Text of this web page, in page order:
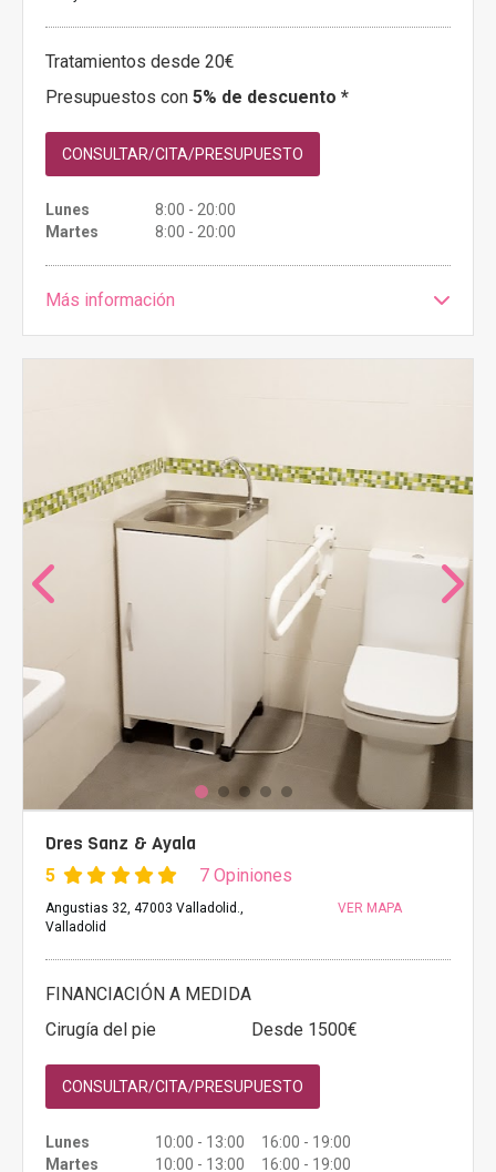
Tratamientos desde 20€
Presupuestos con 5% de descuento *
CONSULTAR/CITA/PRESUPUESTO
Lunes
8:00 - 20:00
Martes
8:00 - 20:00
Más información
Dres Sanz & Ayala
5 7 Opiniones
Angustias 32, 47003 Valladolid.,
Valladolid
VER MAPA
FINANCIACIÓN A MEDIDA
Cirugía del pie
Desde 1500€
CONSULTAR/CITA/PRESUPUESTO
Lunes
10:00 - 13:00 16:00 - 19:00
Martes
10:00 - 13:00 16:00 - 19:00